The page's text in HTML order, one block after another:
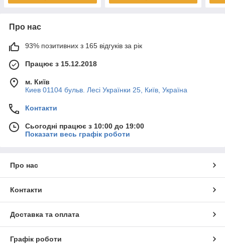
Про нас
93% позитивних з 165 відгуків за рік
Працює з 15.12.2018
м. Київ
Киев 01104 бульв. Лесі Українки 25, Київ, Україна
Контакти
Сьогодні працює з 10:00 до 19:00
Показати весь графік роботи
Про нас
Контакти
Доставка та оплата
Графік роботи